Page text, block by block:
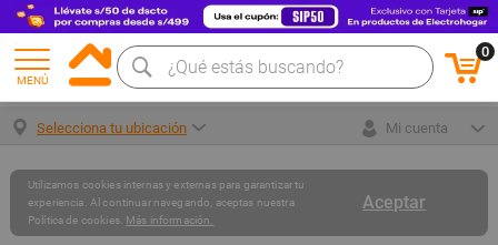
MENÚ
0
Selecciona tu ubicación Mi cuenta
Aceptar
Utilizamos cookies internas y externas para garantizar tu
experiencia. Al continuar navegando, aceptas nuestra
Política de cookies. Más información.